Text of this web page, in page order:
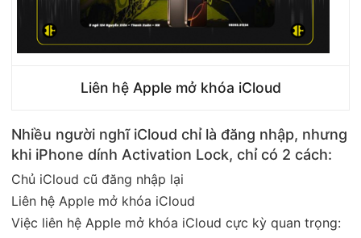
Liên hệ Apple mở khóa iCloud
Nhiều người nghĩ iCloud chỉ là đăng nhập, nhưng
khi iPhone dính Activation Lock, chỉ có 2 cách:
Chủ iCloud cũ đăng nhập lại
Liên hệ Apple mở khóa iCloud
Việc liên hệ Apple mở khóa iCloud cực kỳ quan trọng: